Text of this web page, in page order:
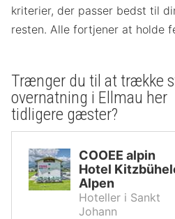
kriterier, der passer bedst til
resten. Alle fortjener at holde
Trænger du til at trække
overnatning i Ellmau
tidligere gæster?
COOEE alpin
Hotel
Alpen
Hoteller i Sankt
Johann